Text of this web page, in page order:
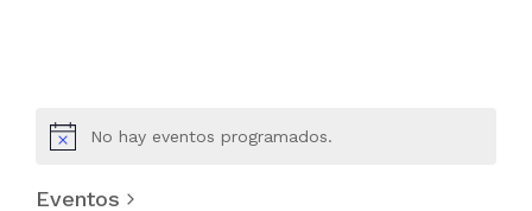
No hay eventos programados.
Eventos